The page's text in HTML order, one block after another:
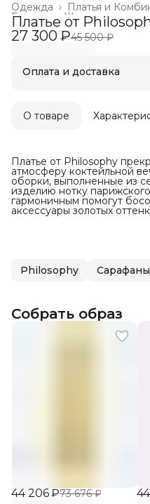
Платья и
Одежда ›
Женское ›
Главная ›
Платье от
27 300 ₽45 500 ₽
Оплата и доставка
Оплата после примерки
О товаре
Платье от Philosophy
атмосферу коктейльной
оборки, выполненные из
изделию нотку
гармоничным помогут
аксессуары золотых
Philosophy Сарафаны
Собрать образ
44 206 ₽73 676 ₽